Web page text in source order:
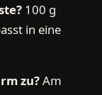
100 g
in eine
zu?Am